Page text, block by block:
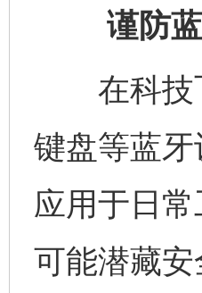
谨防蓝
在科技飞
键盘等蓝牙
应用于日
可能潜藏